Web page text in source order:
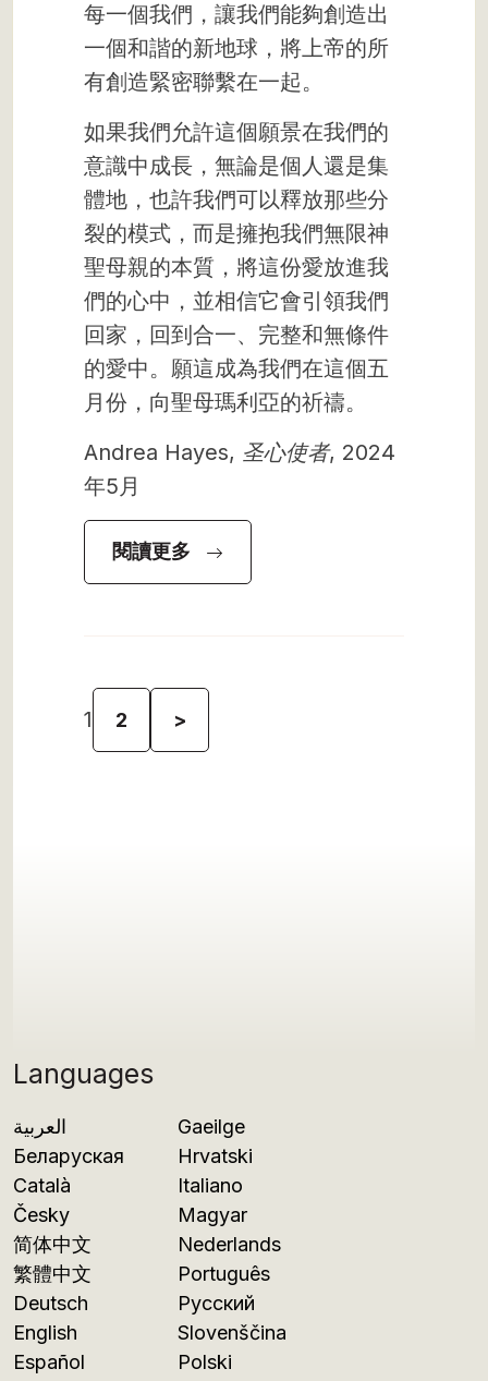
Languages
العربية
Беларуская
Català
Česky
简体中文
繁體中文
Deutsch
English
Español
Gaeilge
Hrvatski
Italiano
Magyar
Nederlands
Português
Русский
Slovenščina
Polski
每一個我們，讓我們能夠創造出
一個和諧的新地球，將上帝的所
有創造緊密聯繫在一起。
如果我們允許這個願景在我們的
意識中成長，無論是個人還是集
體地，也許我們可以釋放那些分
裂的模式，而是擁抱我們無限神
聖母親的本質，將這份愛放進我
們的心中，並相信它會引領我們
回家，回到合一、完整和無條件
的愛中。願這成為我們在這個五
月份，向聖母瑪利亞的祈禱。
Andrea Hayes, 圣心使者, 2024
年5月
閱讀更多
1 2 >